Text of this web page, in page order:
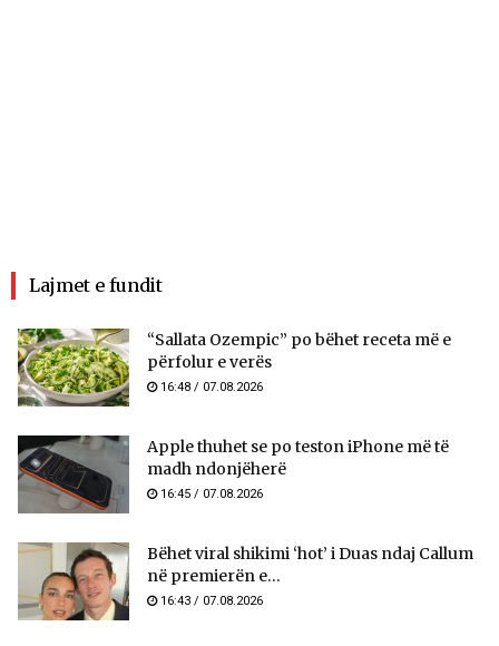
Lajmet e fundit
“Sallata Ozempic” po bëhet receta më e
përfolur e verës
16:48 / 07.08.2026
Apple thuhet se po teston iPhone më të
madh ndonjëherë
16:45 / 07.08.2026
Bëhet viral shikimi ‘hot’ i Duas ndaj Callum
në premierën e...
16:43 / 07.08.2026